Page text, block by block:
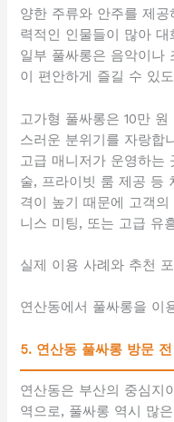
양한 주류와 안주를 제
력적인 인물들이 많아
일부 풀싸롱은 음악이나
이 편안하게 즐길 수 있
고가형 풀싸롱은 10만
스러운 분위기를 자랑합
고급 매니저가 운영하는
술, 프라이빗 룸 제공 등
격이 높기 때문에 고객
니스 미팅, 또는 고급 유
실제 이용 사례와 추천
연산동에서 풀싸롱을 이
5. 연산동 풀싸롱 방문
연산동은 부산의 중심지
역으로, 풀싸롱 역시 많